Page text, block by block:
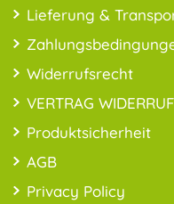
Lieferung &
Widerrufsrecht
VERTRAG
Produktsicherheit
AGB
Privacy Policy